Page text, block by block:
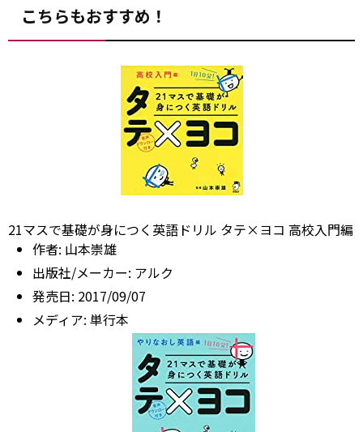
こちらもおすすめ！
21マスで基礎が身につく英語ドリル タテ×ヨコ 高校入門編
作者: 山本崇雄
出版社/メーカー: アルク
発売日: 2017/09/07
メディア: 単行本